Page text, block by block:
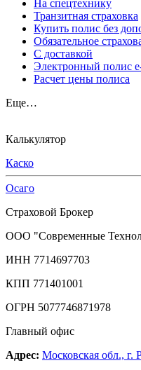
На спецтехнику
Транзитная страховка
Купить полис без
Обязательное
С доставкой
Электронный полис
Расчет цены полиса
Еще…
Калькулятор
Каско
Осаго
Страховой Брокер
ООО "Современные
ИНН 7714697703
КПП 771401001
ОГРН 5077746871978
Главный офис
Адрес: Московская обл., г.